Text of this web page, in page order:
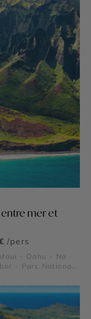
entre mer et
/pers
- Oahu - Na
- Parc National